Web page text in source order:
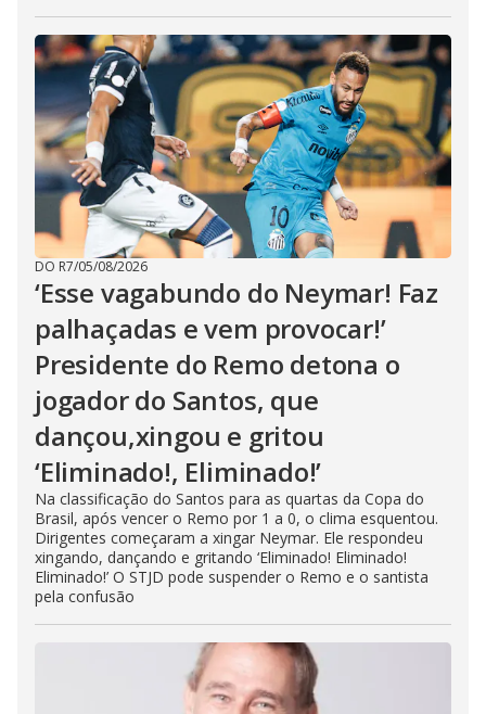
DO R7/05/08/2026
‘Esse vagabundo do Neymar! Faz
palhaçadas e vem provocar!’
Presidente do Remo detona o
jogador do Santos, que
dançou,xingou e gritou
‘Eliminado!, Eliminado!’
Na classificação do Santos para as quartas da Copa do
Brasil, após vencer o Remo por 1 a 0, o clima esquentou.
Dirigentes começaram a xingar Neymar. Ele respondeu
xingando, dançando e gritando ‘Eliminado! Eliminado!
Eliminado!’ O STJD pode suspender o Remo e o santista
pela confusão